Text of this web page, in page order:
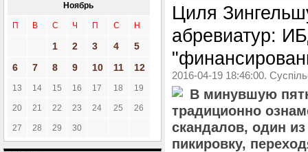
Ноябрь
П В С Ч П С Н
1 2 3 4
5
6
7 8 9 10 11 12
13 14 15 16 17 18 19
20 21 22 23 24 25 26
27 28 29 30
Циля
абревиатур:
2016-04-19 18:46:00.
В минувшую
традиционно
скандалов, один
пикировку,